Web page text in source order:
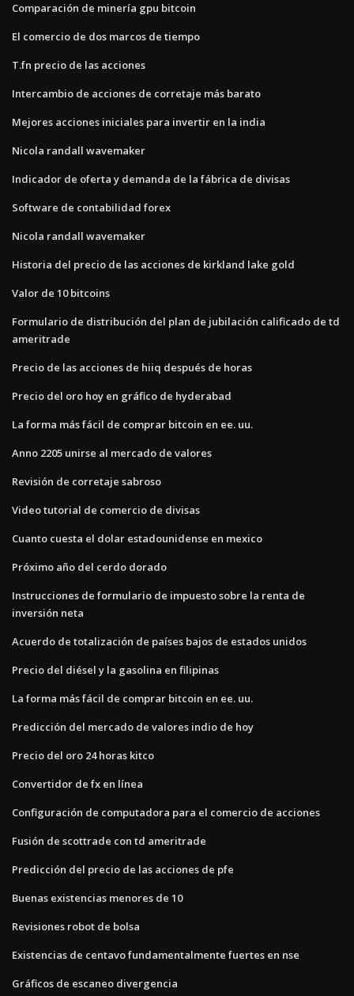
Comparación de minería gpu bitcoin
El comercio de dos marcos de tiempo
T.fn precio de las acciones
Intercambio de acciones de corretaje más barato
Mejores acciones iniciales para invertir en la india
Nicola randall wavemaker
Indicador de oferta y demanda de la fábrica de divisas
Software de contabilidad forex
Nicola randall wavemaker
Historia del precio de las acciones de kirkland lake gold
Valor de 10 bitcoins
Formulario de distribución del plan de jubilación calificado de td
ameritrade
Precio de las acciones de hiiq después de horas
Precio del oro hoy en gráfico de hyderabad
La forma más fácil de comprar bitcoin en ee. uu.
Anno 2205 unirse al mercado de valores
Revisión de corretaje sabroso
Video tutorial de comercio de divisas
Cuanto cuesta el dolar estadounidense en mexico
Próximo año del cerdo dorado
Instrucciones de formulario de impuesto sobre la renta de
inversión neta
Acuerdo de totalización de países bajos de estados unidos
Precio del diésel y la gasolina en filipinas
La forma más fácil de comprar bitcoin en ee. uu.
Predicción del mercado de valores indio de hoy
Precio del oro 24 horas kitco
Convertidor de fx en línea
Configuración de computadora para el comercio de acciones
Fusión de scottrade con td ameritrade
Predicción del precio de las acciones de pfe
Buenas existencias menores de 10
Revisiones robot de bolsa
Existencias de centavo fundamentalmente fuertes en nse
Gráficos de escaneo divergencia